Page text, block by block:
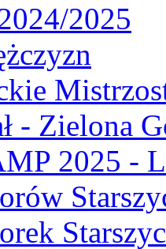
2025
- Zielona
2025 -